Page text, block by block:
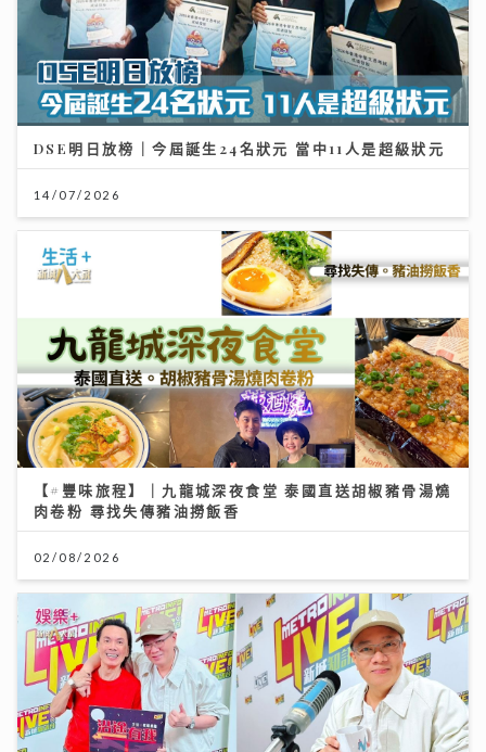
DSE明日放榜｜今屆誕生24名狀元 當中11人是超級狀元
14/07/2026
【#豐味旅程】｜九龍城深夜食堂 泰國直送胡椒豬骨湯燒
肉卷粉 尋找失傳豬油撈飯香
02/08/2026